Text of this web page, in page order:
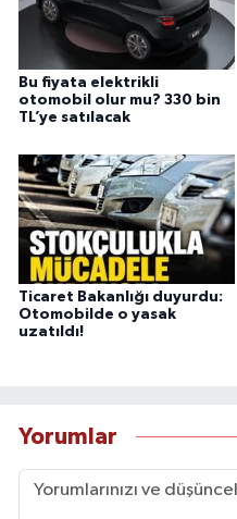
Bu fiyata elektrikli
otomobil olur mu? 330 bin
TL’ye satılacak
Ticaret Bakanlığı duyurdu:
Otomobilde o yasak
uzatıldı!
Yorumlar